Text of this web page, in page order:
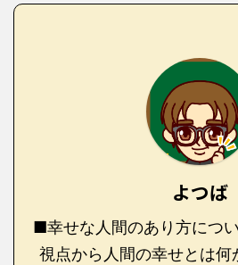
よつば
■幸せな人間のあり方につ
視点から人間の幸せとは何